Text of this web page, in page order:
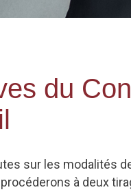
du
sur les modalités
à deux